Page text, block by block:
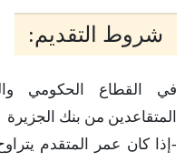
شروط التقديم:
في القطاع الحكومي
المتقاعدين من بنك الجزيرة